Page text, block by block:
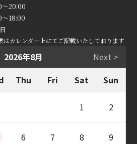
～20:00
～18:00
カレンダー上にてご記載いたしております
2026年8月
Next >
Thu Fri Sat Sun
1 2
6 7 8 9